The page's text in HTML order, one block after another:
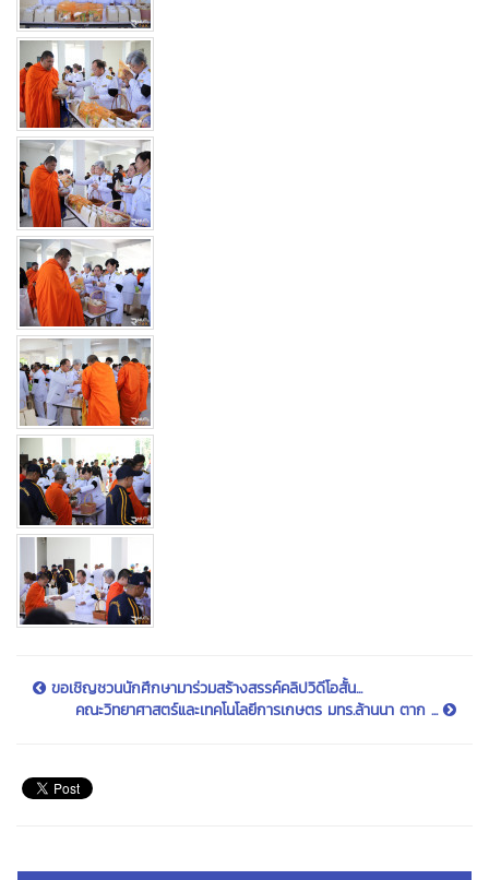
ขอเชิญชวนนักศึกษามาร่วมสร้างสรรค์คลิปวิดีโอสั้น...
คณะวิทยาศาสตร์และเทคโนโลยีการเกษตร มทร.ล้านนา ตาก ...